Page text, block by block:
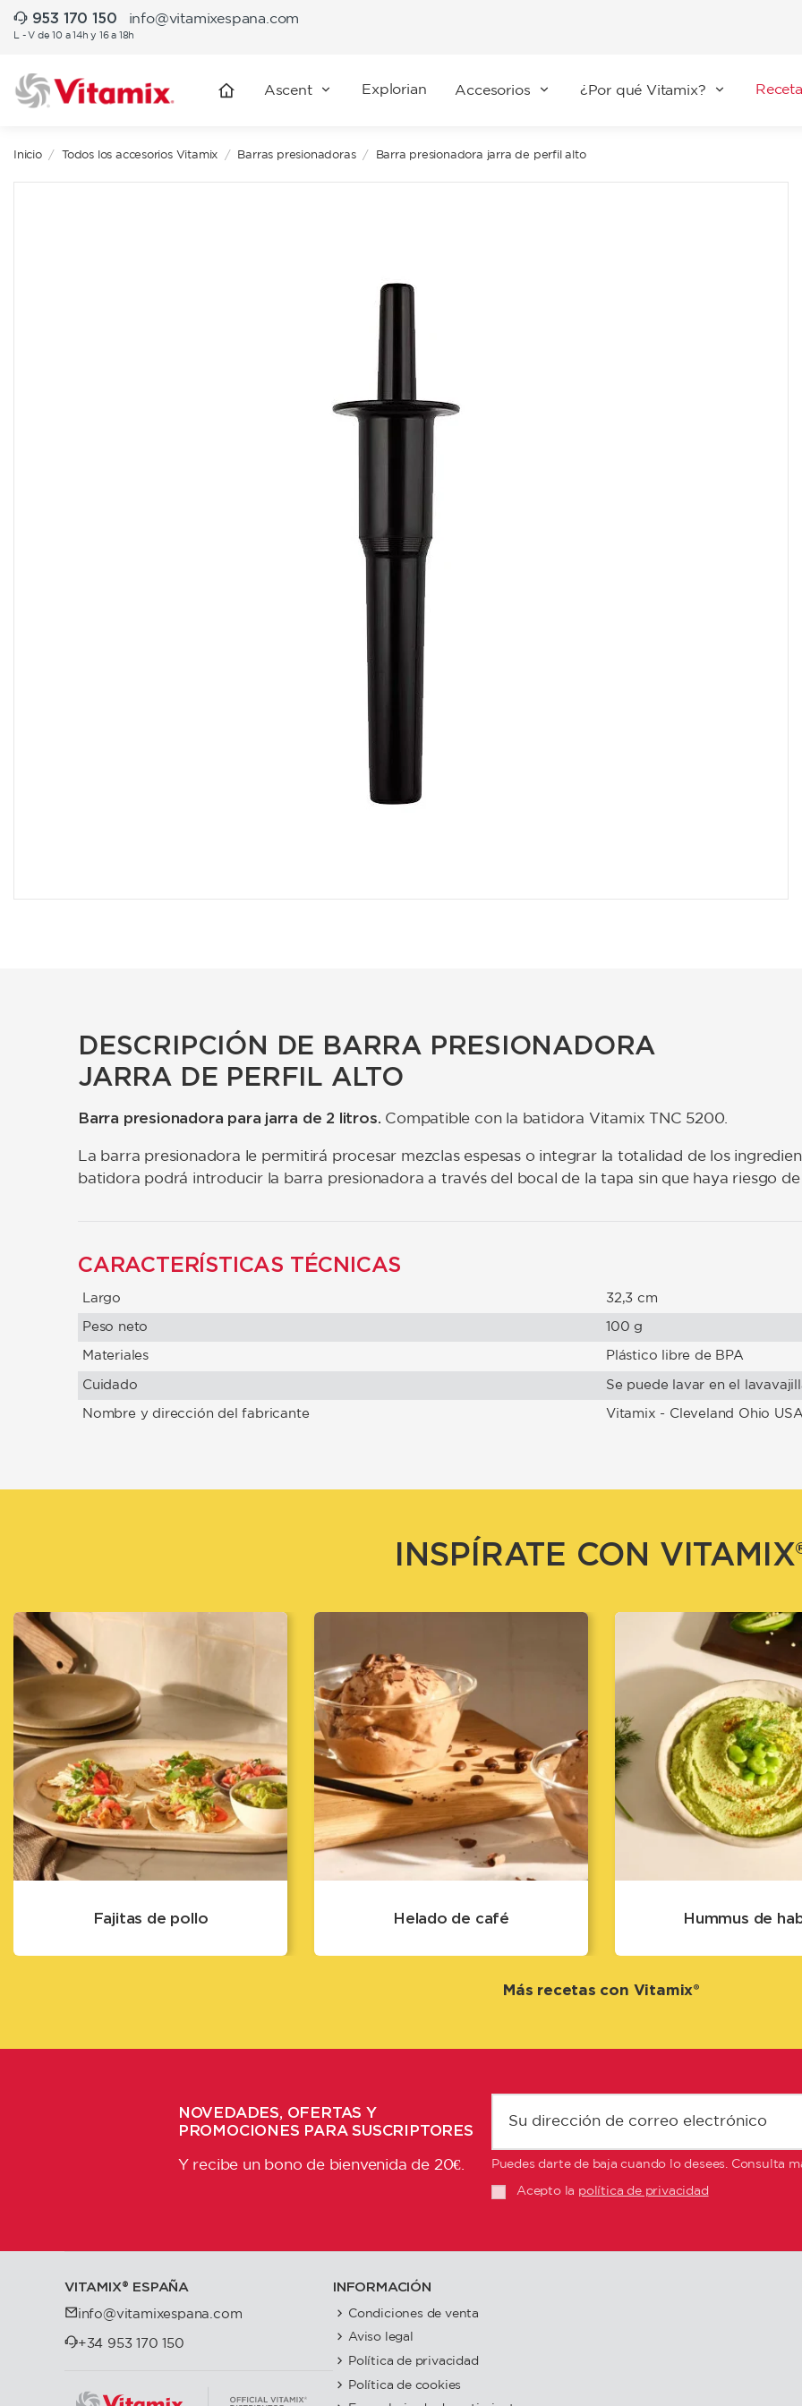
953 170 150 info@vitamixespana.com
L - V de 10 a 14h y 16 a 18h
Ascent Explorian Accesorios ¿Por qué Vitamix?
Inicio Todos los accesorios Vitamix Barras presionadoras Barra presionadora jarra de perfil alto
DESCRIPCIÓN DE BARRA PRESIONADORA
JARRA DE PERFIL ALTO
Barra presionadora para jarra de 2 litros. Compatible con la batidora Vitamix TNC 5200.
La barra presionadora le permitirá procesar mezclas espesas o integrar la totalidad de los
batidora podrá introducir la barra presionadora a través del bocal de la tapa sin que haya riesgo de
CARACTERÍSTICAS TÉCNICAS
Largo 32,3 cm
Peso neto 100 g
Materiales Plástico libre de BPA
Cuidado Se puede lavar en el
Nombre y dirección del fabricante Vitamix - Cleveland Ohio USA
INSPÍRATE CON
Fajitas de pollo Helado de café Hummus de
Más recetas con Vitamix®
NOVEDADES, OFERTAS Y
PROMOCIONES PARA SUSCRIPTORES
Y recibe un bono de bienvenida de 20€. Puedes darte de baja cuando lo desees. Consulta
Acepto la política de privacidad
VITAMIX®️ ESPAÑA
info@vitamixespana.com
+34 953 170 150
INFORMACIÓN
Condiciones de venta
Aviso legal
Política de privacidad
Política de cookies